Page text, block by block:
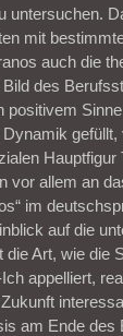
untersuchen.
mit
auch die
des
positivem
gefüllt,
Hauptfigur
vor allem an
im
auf die
Art, wie die
appelliert,
am Ende des